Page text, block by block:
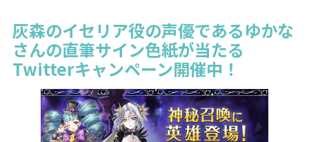
灰森のイセリア役の声優であるゆかな
さんの直筆サイン色紙が当たる
Twitterキャンペーン開催中！